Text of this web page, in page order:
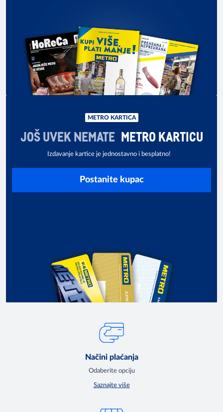
METRO KARTICA
JOŠ UVEK NEMATE METRO KARTICU
Izdavanje kartice je jednostavno i besplatno!
Postanite kupac
Načini plaćanja
Odaberite opciju
Saznajte više